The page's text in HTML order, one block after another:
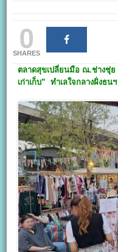
0
SHARES
ตลาดสุขเปลี่ยนมือ ณ.ช่างชุ่ย
เก่าเก็บ” ทำเลใจกลางฝั่งธนฯ